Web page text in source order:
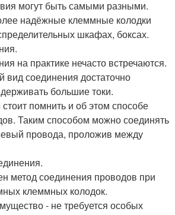
могут быть самыми разными.
надёжные клеммные колодки
шкафах, боксах.
на практике нечасто встречаются.
вид соединения достаточно
большие токи.
помнить и об этом способе
Таким способом можно соединять
провода, проложив между
метод соединения проводов при
клеммных колодок.
- не требуется особых